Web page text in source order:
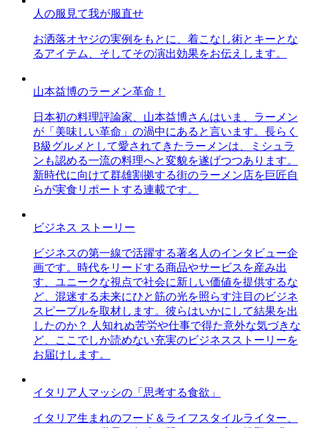
人の服見て我が服直せ
お洒落オヤジの実例をもとに、着こなし術とキーとな
るアイテム、そしてその演出効果をお伝えします。
山本益博のラーメン革命！
日本初の料理評論家、山本益博さんはいま、ラーメン
が「美味しい革命」の渦中にあると言います。長らく
B級グルメとして愛されてきたラーメンは、ミシュラ
ンも認める一流の料理へと変貌を遂げつつあります。
新時代に向けて群雄割拠する街のラーメン店を巨匠自
らが実食リポートする連載です。
ビジネス ストーリー
ビジネスの第一線で活躍する著名人のインタビュー企
画です。時代をリードする商品やサービスを産み出
す、ユニークな視点で社会に新しい価値を提供するな
ど、混迷する未来にひと筋の光を照らす注目のビジネ
スピープルを取材します。彼らはいかにして結果を出
したのか？ 人知れぬ苦労や仕事で得た意外な気づきな
ど、ここでしか読めない充実のビジネスストーリーを
お届けします。
イタリア人マッシの「思考する食欲」
イタリア生まれのフード＆ライフスタイルライター、